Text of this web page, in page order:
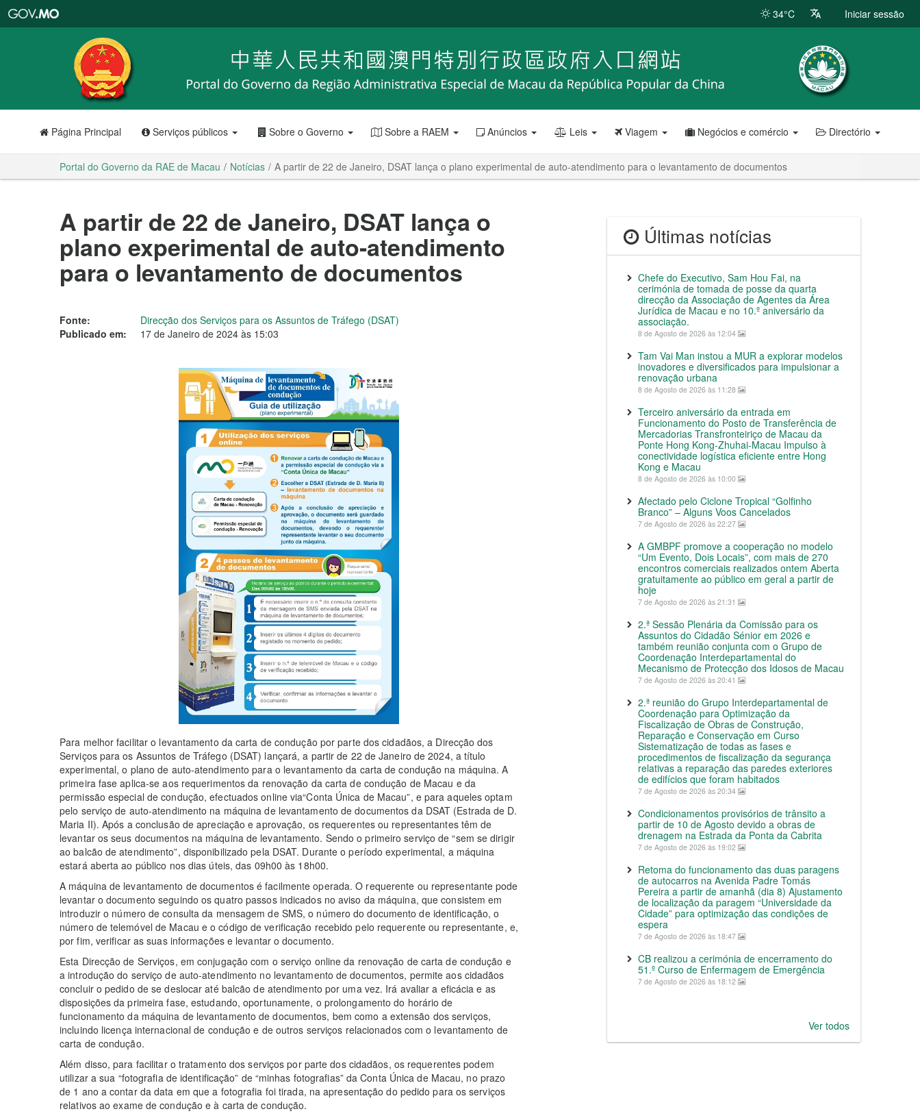
RAE
de
Macau
34°C Iniciar sessão
Página Principal Serviços públicos Sobre o Governo Sobre a RAEM Anúncios Leis Viagem Negócios e comércio Directório
Portal do Governo da RAE de Macau Notícias A partir de 22 de Janeiro, DSAT lança o plano experimental de auto-atendimento para o levantamento de documentos
A partir de 22 de Janeiro, DSAT lança o
plano experimental de auto-atendimento
para o levantamento de documentos
Fonte:
Direcção dos Serviços para os Assuntos de Tráfego (DSAT)
Publicado em:
17 de Janeiro de 2024 às 15:03
Para melhor facilitar o levantamento da carta de condução por parte dos cidadãos, a Direcção dos
Serviços para os Assuntos de Tráfego (DSAT) lançará, a partir de 22 de Janeiro de 2024, a título
experimental, o plano de auto-atendimento para o levantamento da carta de condução na máquina. A
primeira fase aplica-se aos requerimentos da renovação da carta de condução de Macau e da
permissão especial de condução, efectuados online via“Conta Única de Macau”, e para aqueles optam
pelo serviço de auto-atendimento na máquina de levantamento de documentos da DSAT (Estrada de D.
Maria II). Após a conclusão de apreciação e aprovação, os requerentes ou representantes têm de
levantar os seus documentos na máquina de levantamento. Sendo o primeiro serviço de “sem se dirigir
ao balcão de atendimento”, disponibilizado pela DSAT. Durante o período experimental, a máquina
estará aberta ao público nos dias úteis, das 09h00 às 18h00.
A máquina de levantamento de documentos é facilmente operada. O requerente ou representante pode
levantar o documento seguindo os quatro passos indicados no aviso da máquina, que consistem em
introduzir o número de consulta da mensagem de SMS, o número do documento de identificação, o
número de telemóvel de Macau e o código de verificação recebido pelo requerente ou representante, e,
por fim, verificar as suas informações e levantar o documento.
Esta Direcção de Serviços, em conjugação com o serviço online da renovação de carta de condução e
a introdução do serviço de auto-atendimento no levantamento de documentos, permite aos cidadãos
concluir o pedido de se deslocar até balcão de atendimento por uma vez. Irá avaliar a eficácia e as
disposições da primeira fase, estudando, oportunamente, o prolongamento do horário de
funcionamento da máquina de levantamento de documentos, bem como a extensão dos serviços,
incluindo licença internacional de condução e de outros serviços relacionados com o levantamento de
carta de condução.
Além disso, para facilitar o tratamento dos serviços por parte dos cidadãos, os requerentes podem
utilizar a sua “fotografia de identificação” de “minhas fotografias” da Conta Única de Macau, no prazo
de 1 ano a contar da data em que a fotografia foi tirada, na apresentação do pedido para os serviços
relativos ao exame de condução e à carta de condução.
Últimas notícias
Chefe do Executivo, Sam Hou Fai, na
cerimónia de tomada de posse da quarta
direcção da Associação de Agentes da Área
Jurídica de Macau e no 10.º aniversário da
associação.
8 de Agosto de 2026 às 12:04
Tam Vai Man instou a MUR a explorar modelos
inovadores e diversificados para impulsionar a
renovação urbana
8 de Agosto de 2026 às 11:28
Terceiro aniversário da entrada em
Funcionamento do Posto de Transferência de
Mercadorias Transfronteiriço de Macau da
Ponte Hong Kong-Zhuhai-Macau Impulso à
conectividade logística eficiente entre Hong
Kong e Macau
8 de Agosto de 2026 às 10:00
Afectado pelo Ciclone Tropical “Golfinho
Branco” – Alguns Voos Cancelados
7 de Agosto de 2026 às 22:27
A GMBPF promove a cooperação no modelo
“Um Evento, Dois Locais”, com mais de 270
encontros comerciais realizados ontem Aberta
gratuitamente ao público em geral a partir de
hoje
7 de Agosto de 2026 às 21:31
2.ª Sessão Plenária da Comissão para os
Assuntos do Cidadão Sénior em 2026 e
também reunião conjunta com o Grupo de
Coordenação Interdepartamental do
Mecanismo de Protecção dos Idosos de Macau
7 de Agosto de 2026 às 20:41
2.ª reunião do Grupo Interdepartamental de
Coordenação para Optimização da
Fiscalização de Obras de Construção,
Reparação e Conservação em Curso
Sistematização de todas as fases e
procedimentos de fiscalização da segurança
relativas a reparação das paredes exteriores
de edifícios que foram habitados
7 de Agosto de 2026 às 20:34
Condicionamentos provisórios de trânsito a
partir de 10 de Agosto devido a obras de
drenagem na Estrada da Ponta da Cabrita
7 de Agosto de 2026 às 19:02
Retoma do funcionamento das duas paragens
de autocarros na Avenida Padre Tomás
Pereira a partir de amanhã (dia 8) Ajustamento
de localização da paragem “Universidade da
Cidade” para optimização das condições de
espera
7 de Agosto de 2026 às 18:47
CB realizou a cerimónia de encerramento do
51.º Curso de Enfermagem de Emergência
7 de Agosto de 2026 às 18:12
Ver todos